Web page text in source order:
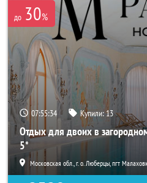
до 30%
07:55:32 Купили: 13
Отдых для двоих в
5*
Московская обл., г. о. Люберцы, пгт